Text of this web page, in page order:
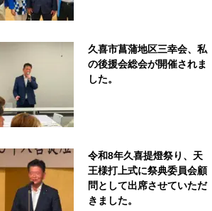
久喜市菖蒲地区三幸会、私
の後援会総会が開催されま
した。
令和8年久喜提燈祭り、天
王様打上式に祭典委員会顧
問として出席させていただ
きました。